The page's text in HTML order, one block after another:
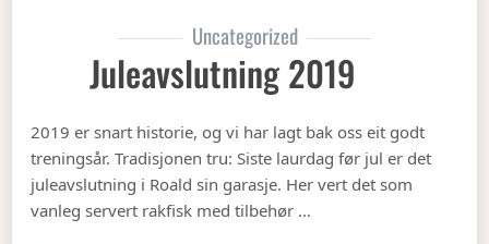
Uncategorized
Juleavslutning 2019
2019 er snart historie, og vi har lagt bak oss eit godt
treningsår. Tradisjonen tru: Siste laurdag før jul er det
juleavslutning i Roald sin garasje. Her vert det som
vanleg servert rakfisk med tilbehør …